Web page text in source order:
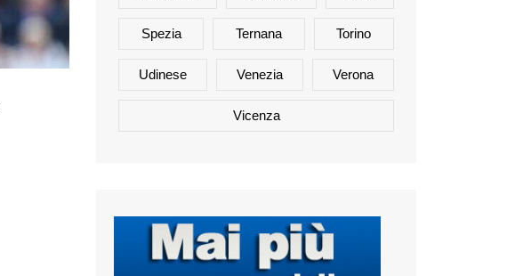
Spezia Ternana Torino
Udinese Venezia Verona
Vicenza